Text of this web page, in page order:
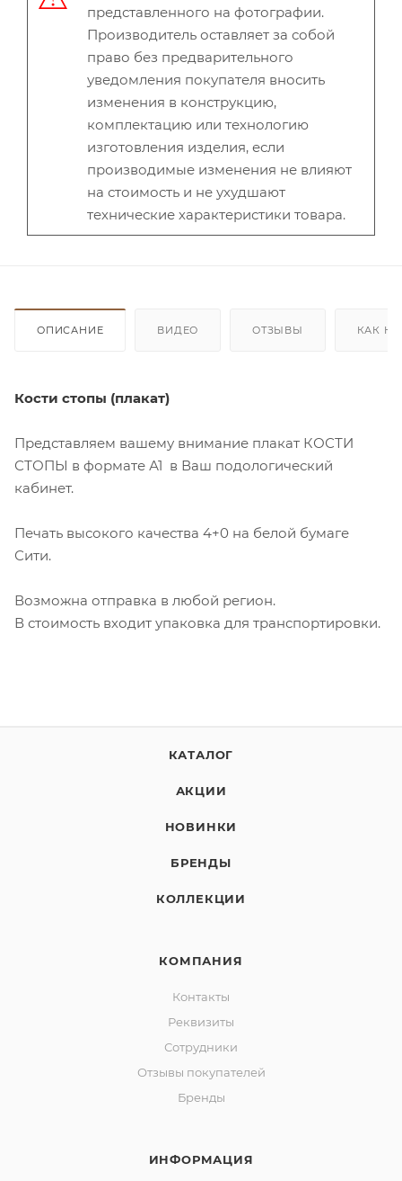
представленного на фотографии.
Производитель оставляет за собой
право без предварительного
уведомления покупателя вносить
изменения в конструкцию,
комплектацию или технологию
изготовления изделия, если
производимые изменения не влияют
на стоимость и не ухудшают
технические характеристики товара.
ОПИСАНИЕ ВИДЕО ОТЗЫВЫ КАК
Кости стопы (плакат)
Представляем вашему внимание плакат КОСТИ
СТОПЫ в формате А1 в Ваш подологический
кабинет.
Печать высокого качества 4+0 на белой бумаге
Сити.
Возможна отправка в любой регион.
В стоимость входит упаковка для транспортировки.
КАТАЛОГ
АКЦИИ
НОВИНКИ
БРЕНДЫ
КОЛЛЕКЦИИ
КОМПАНИЯ
Контакты
Реквизиты
Сотрудники
Отзывы покупателей
Бренды
ИНФОРМАЦИЯ